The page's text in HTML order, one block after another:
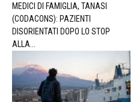
MEDICI DI FAMIGLIA, TANASI
(CODACONS): PAZIENTI
DISORIENTATI DOPO LO STOP
ALLA...